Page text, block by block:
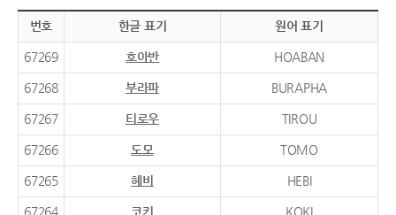
번호 한글 표기 원어 표기
67269 호아반 HOABAN
67268 부라파 BURAPHA
67267 티로우 TIROU
67266 도모 TOMO
67265 헤비 HEBI
67264 코키 KOKI